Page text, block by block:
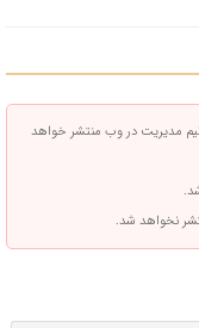
مدیریت در وب منتشر خواهد
نخواهد شد.